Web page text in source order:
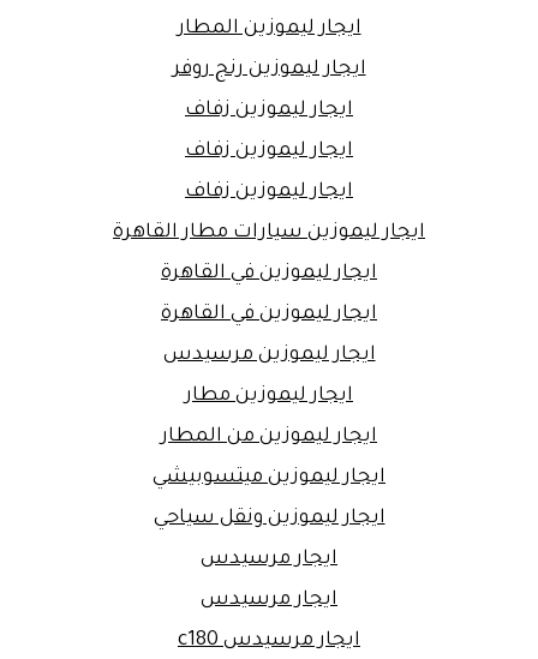
ايجار ليموزين المطار
ايجار ليموزين رنج روفر
ايجار ليموزين زفاف
ايجار ليموزين زفاف
ايجار ليموزين زفاف
ايجار ليموزين سيارات مطار القاهرة
ايجار ليموزين في القاهرة
ايجار ليموزين في القاهرة
ايجار ليموزين مرسيدس
ايجار ليموزين مطار
ايجار ليموزين من المطار
ايجار ليموزين ميتسوبيشي
ايجار ليموزين ونقل سياحي
ايجار مرسيدس
ايجار مرسيدس
ايجار مرسيدس c180